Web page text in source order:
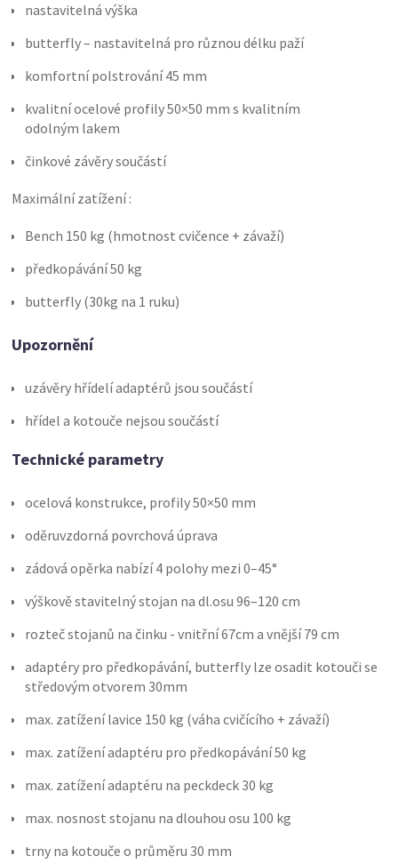
nastavitelná výška
butterfly – nastavitelná pro různou délku paží
komfortní polstrování 45 mm
kvalitní ocelové profily 50×50 mm s kvalitním
odolným lakem
činkové závěry součástí
Maximální zatížení :
Bench 150 kg (hmotnost cvičence + závaží)
předkopávání 50 kg
butterfly (30kg na 1 ruku)
Upozornění
uzávěry hřídelí adaptérů jsou součástí
hřídel a kotouče nejsou součástí
Technické parametry
ocelová konstrukce, profily 50×50 mm
oděruvzdorná povrchová úprava
zádová opěrka nabízí 4 polohy mezi 0–45°
výškově stavitelný stojan na dl.osu 96–120 cm
rozteč stojanů na činku - vnitřní 67cm a vnější 79 cm
adaptéry pro předkopávání, butterfly lze osadit kotouči se
středovým otvorem 30mm
max. zatížení lavice 150 kg (váha cvičícího + závaží)
max. zatížení adaptéru pro předkopávání 50 kg
max. zatížení adaptéru na peckdeck 30 kg
max. nosnost stojanu na dlouhou osu 100 kg
trny na kotouče o průměru 30 mm